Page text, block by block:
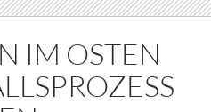
IM OSTEN